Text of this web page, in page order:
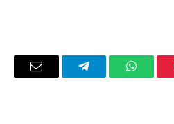
واتساب تيلقرام
البريد